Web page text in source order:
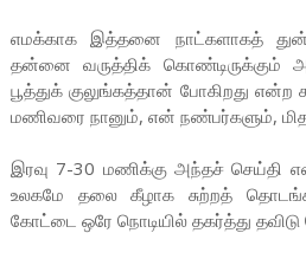
எமக்காக இத்தனை நாட்களாகத்
தன்னை வருத்திக் கொண்டிருக்கும்
பூத்துக் குலுங்கத்தான் போகிறது
மணிவரை நானும், என் நண்பர்களும்,
இரவு 7-30 மணிக்கு அந்தச் செய்தி
உலகமே தலை கீழாக சுற்றத்
கோட்டை ஒரே நொடியில் தகர்த்து தவிடு